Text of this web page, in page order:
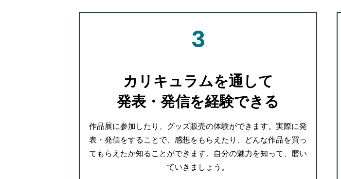
カリキュラムを通して
発表・発信を経験できる
作品展に参加したり、グッズ販売の体験ができます。実際に発
表・発信をすることで、感想をもらえたり、どんな作品を買っ
てもらえたか知ることができます。自分の魅力を知って、磨い
ていきましょう。